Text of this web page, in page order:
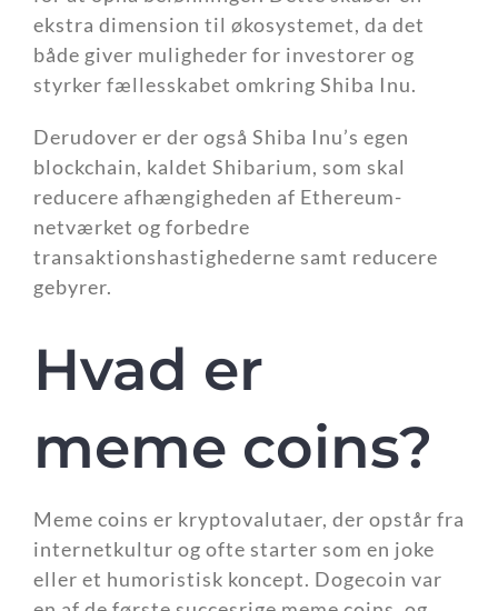
ekstra dimension til økosystemet, da det
både giver muligheder for investorer og
styrker fællesskabet omkring Shiba Inu.
Derudover er der også Shiba Inu’s egen
blockchain, kaldet Shibarium, som skal
reducere afhængigheden af Ethereum-
netværket og forbedre
transaktionshastighederne samt reducere
gebyrer.
Hvad er
meme coins?
Meme coins er kryptovalutaer, der opstår fra
internetkultur og ofte starter som en joke
eller et humoristisk koncept. Dogecoin var